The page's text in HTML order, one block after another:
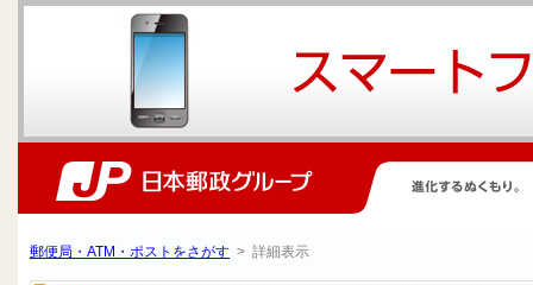
郵便局・ATM・ポストをさがす > 詳細表示